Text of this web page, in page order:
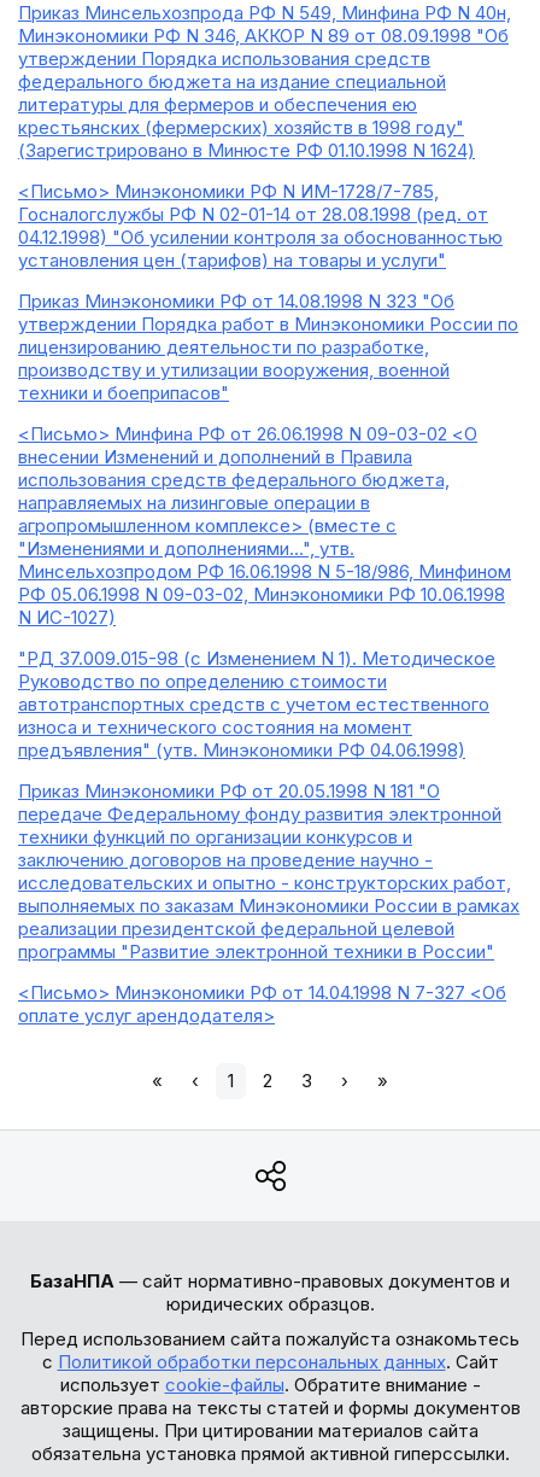
Приказ Минсельхозпрода РФ N 549, Минфина РФ N 40н,
Минэкономики РФ N 346, АККОР N 89 от 08.09.1998 "Об
утверждении Порядка использования средств
федерального бюджета на издание специальной
литературы для фермеров и обеспечения ею
крестьянских (фермерских) хозяйств в 1998 году"
(Зарегистрировано в Минюсте РФ 01.10.1998 N 1624)
<Письмо> Минэкономики РФ N ИМ-1728/7-785,
Госналогслужбы РФ N 02-01-14 от 28.08.1998 (ред. от
04.12.1998) "Об усилении контроля за обоснованностью
установления цен (тарифов) на товары и услуги"
Приказ Минэкономики РФ от 14.08.1998 N 323 "Об
утверждении Порядка работ в Минэкономики России по
лицензированию деятельности по разработке,
производству и утилизации вооружения, военной
техники и боеприпасов"
<Письмо> Минфина РФ от 26.06.1998 N 09-03-02 <О
внесении Изменений и дополнений в Правила
использования средств федерального бюджета,
направляемых на лизинговые операции в
агропромышленном комплексе> (вместе с
"Изменениями и дополнениями...", утв.
Минсельхозпродом РФ 16.06.1998 N 5-18/986, Минфином
РФ 05.06.1998 N 09-03-02, Минэкономики РФ 10.06.1998
N ИС-1027)
"РД 37.009.015-98 (с Изменением N 1). Методическое
Руководство по определению стоимости
автотранспортных средств с учетом естественного
износа и технического состояния на момент
предъявления" (утв. Минэкономики РФ 04.06.1998)
Приказ Минэкономики РФ от 20.05.1998 N 181 "О
передаче Федеральному фонду развития электронной
техники функций по организации конкурсов и
заключению договоров на проведение научно -
исследовательских и опытно - конструкторских работ,
выполняемых по заказам Минэкономики России в рамках
реализации президентской федеральной целевой
программы "Развитие электронной техники в России"
<Письмо> Минэкономики РФ от 14.04.1998 N 7-327 <Об
оплате услуг арендодателя>
« ‹ 1 2 3 › »
БазаНПА — сайт нормативно-правовых документов и
юридических образцов.
Перед использованием сайта пожалуйста ознакомьтесь
с Политикой обработки персональных данных. Сайт
использует cookie-файлы. Обратите внимание -
авторские права на тексты статей и формы документов
защищены. При цитировании материалов сайта
обязательна установка прямой активной гиперссылки.